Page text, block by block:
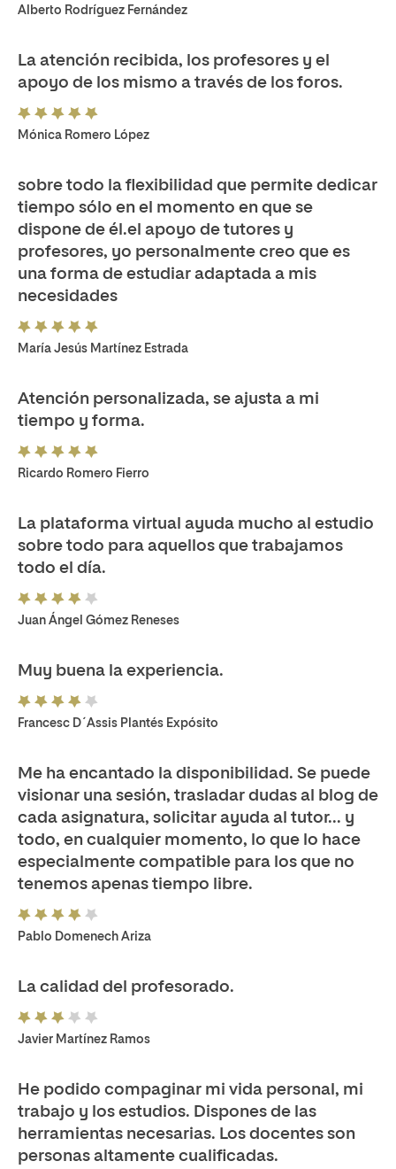
Alberto Rodríguez Fernández
La atención recibida, los profesores y el
apoyo de los mismo a través de los foros.
Mónica Romero López
sobre todo la flexibilidad que permite dedicar
tiempo sólo en el momento en que se
dispone de él.el apoyo de tutores y
profesores, yo personalmente creo que es
una forma de estudiar adaptada a mis
necesidades
María Jesús Martínez Estrada
Atención personalizada, se ajusta a mi
tiempo y forma.
Ricardo Romero Fierro
La plataforma virtual ayuda mucho al estudio
sobre todo para aquellos que trabajamos
todo el día.
Juan Ángel Gómez Reneses
Muy buena la experiencia.
Francesc D´Assis Plantés Expósito
Me ha encantado la disponibilidad. Se puede
visionar una sesión, trasladar dudas al blog de
cada asignatura, solicitar ayuda al tutor... y
todo, en cualquier momento, lo que lo hace
especialmente compatible para los que no
tenemos apenas tiempo libre.
Pablo Domenech Ariza
La calidad del profesorado.
Javier Martínez Ramos
He podido compaginar mi vida personal, mi
trabajo y los estudios. Dispones de las
herramientas necesarias. Los docentes son
personas altamente cualificadas.